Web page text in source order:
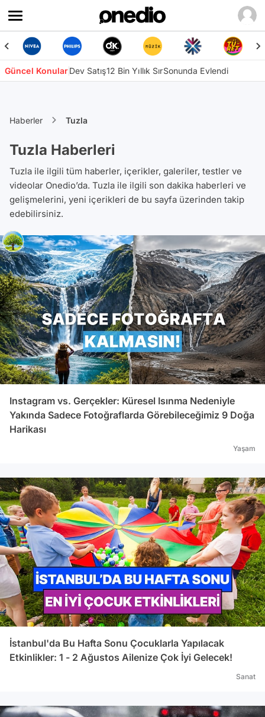
Güncel KonularDev Satış12 Bin Yıllık SırSonunda Evlendi
Haberler Tuzla
Tuzla Haberleri
Tuzla ile ilgili tüm haberler, içerikler, galeriler, testler ve
videolar Onedio’da. Tuzla ile ilgili son dakika haberleri ve
gelişmelerini, yeni içerikleri de bu sayfa üzerinden takip
edebilirsiniz.
Instagram vs. Gerçekler: Küresel Isınma Nedeniyle
Yakında Sadece Fotoğraflarda Görebileceğimiz 9 Doğa
Harikası
Yaşam
İstanbul'da Bu Hafta Sonu Çocuklarla Yapılacak
Etkinlikler: 1 - 2 Ağustos Ailenize Çok İyi Gelecek!
Sanat